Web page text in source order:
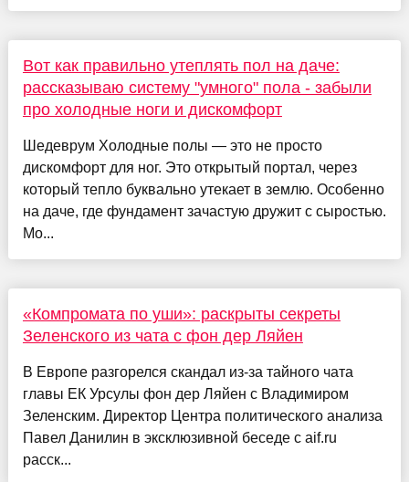
Вот как правильно утеплять пол на даче:
рассказываю систему "умного" пола - забыли
про холодные ноги и дискомфорт
Шедеврум Холодные полы — это не просто
дискомфорт для ног. Это открытый портал, через
который тепло буквально утекает в землю. Особенно
на даче, где фундамент зачастую дружит с сыростью.
Мо...
«Компромата по уши»: раскрыты секреты
Зеленского из чата с фон дер Ляйен
В Европе разгорелся скандал из-за тайного чата
главы ЕК Урсулы фон дер Ляйен с Владимиром
Зеленским. Директор Центра политического анализа
Павел Данилин в эксклюзивной беседе с aif.ru
расск...